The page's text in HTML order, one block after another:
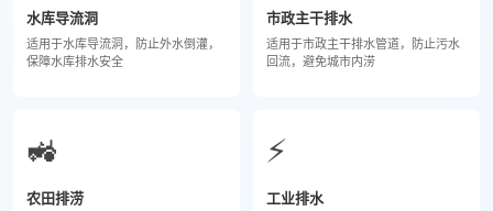
水库导流洞
适用于水库导流洞，防止外水倒灌，
保障水库排水安全
市政主干排水
适用于市政主干排水管道，防止污水
回流，避免城市内涝
🚜
农田排涝
⚡
工业排水